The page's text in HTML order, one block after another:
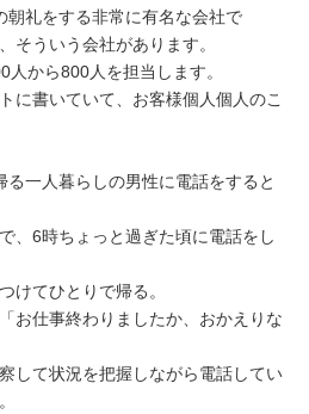
言
コラム
朝礼をする非常に有名な会社で
そういう会社があります。
から800人を担当します。
に書いていて、お客様個人個人のこ
一人暮らしの男性に電話をすると
、6時ちょっと過ぎた頃に電話をし
けてひとりで帰る。
お仕事終わりましたか、おかえりな
して状況を把握しながら電話してい